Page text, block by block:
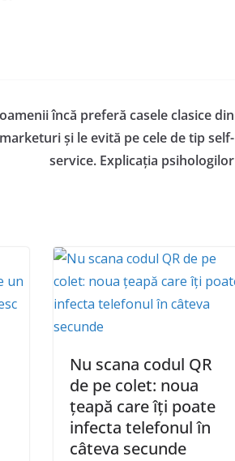
încă preferă casele clasice din
și le evită pe cele de tip self-
service. Explicația psihologilor
Nu scana codul QR
de pe colet: noua
țeapă care îți poate
infecta telefonul în
câteva secunde